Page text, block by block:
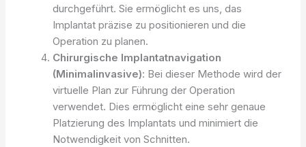
durchgeführt. Sie ermöglicht es uns, das
Implantat präzise zu positionieren und die
Operation zu planen.
Chirurgische Implantatnavigation
(Minimalinvasive): Bei dieser Methode wird der
virtuelle Plan zur Führung der Operation
verwendet. Dies ermöglicht eine sehr genaue
Platzierung des Implantats und minimiert die
Notwendigkeit von Schnitten.